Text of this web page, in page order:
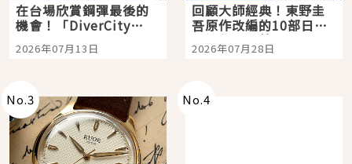
在台場欣賞鋼彈最後的
機會！「DiverCity
Tokyo Plaza」搭船、
購物、美食及夜景，一
2026年07月13日
回顧大師經典！東野圭
吾原作改編的10部日本
影視作品推薦
2026年07月28日
No.3 No.4